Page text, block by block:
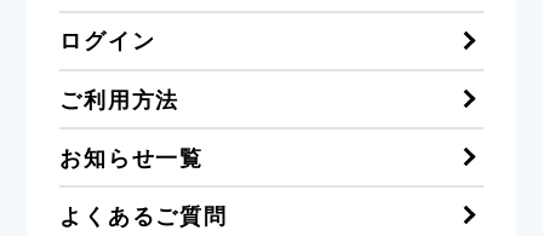
ログイン
ご利用方法
お知らせ一覧
よくあるご質問